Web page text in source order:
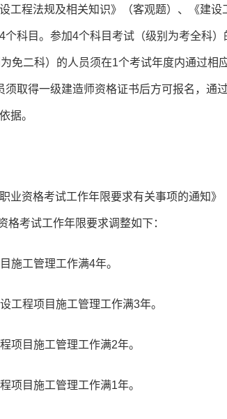
工程法规及相关知识》（客观题）、《建设
科目。参加4个科目考试（级别为考全科）
免二科）的人员须在1个考试年度内通过相
取得一级建造师资格证书后方可报名，通
据。
业资格考试工作年限要求有关事项的通知》
格考试工作年限要求调整如下：
施工管理工作满4年。
工程项目施工管理工作满3年。
项目施工管理工作满2年。
项目施工管理工作满1年。